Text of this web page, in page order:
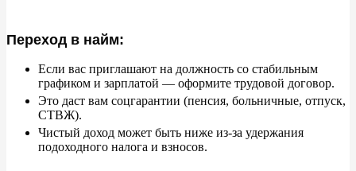
Переход в найм:
Если вас приглашают на должность со стабильным
графиком и зарплатой — оформите трудовой договор.
Это даст вам соцгарантии (пенсия, больничные, отпуск,
СТВЖ).
Чистый доход может быть ниже из-за удержания
подоходного налога и взносов.